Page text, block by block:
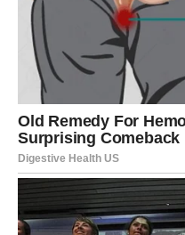
Još jedna važna mudrost